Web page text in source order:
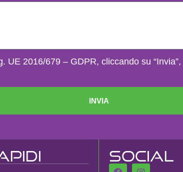
2016/679 – GDPR, cliccando su
INVIA
Social